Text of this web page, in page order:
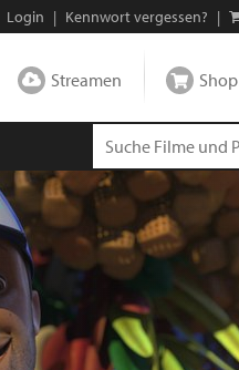
Login | Kennwort vergessen? |
Streamen Shop